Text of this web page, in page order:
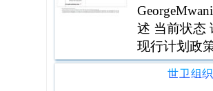
述 当前状态
现行计划政
国家环境政
和管理法，
世卫组